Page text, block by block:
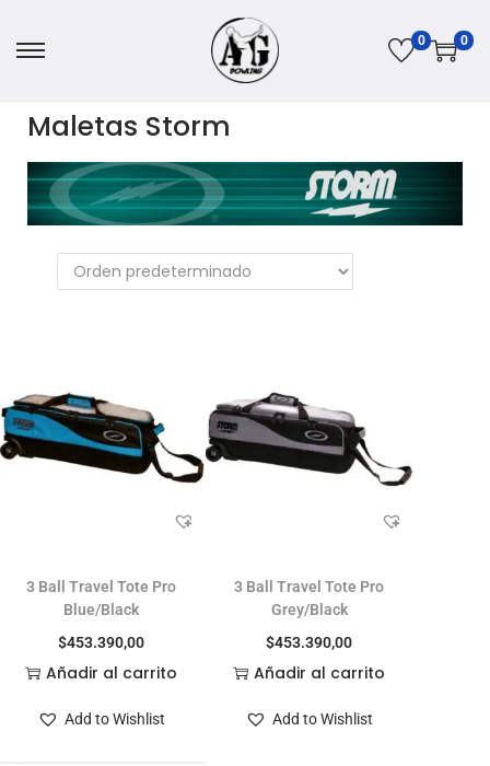
0 0
Maletas Storm
3 Ball Travel Tote Pro
Blue/Black
$453.390,00
Añadir al carrito
Add to Wishlist
3 Ball Travel Tote Pro
Grey/Black
$453.390,00
Añadir al carrito
Add to Wishlist